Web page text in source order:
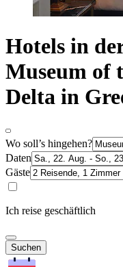
Hotels in
Museum of
Delta in
Wo soll’s hingehen?
Daten
Gäste
Ich reise geschäftlich
Suchen